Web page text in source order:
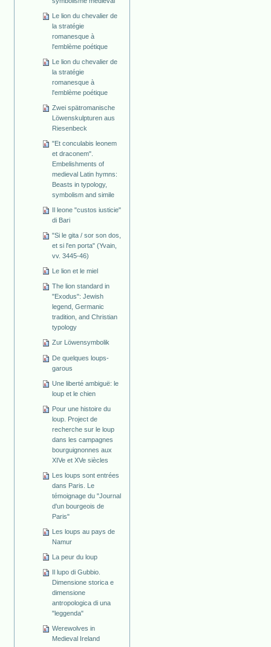
Le lion du chevalier de
la stratégie
romanesque à
l'emblème poétique
Le lion du chevalier de
la stratégie
romanesque à
l'emblème poétique
Zwei spätromanische
Löwenskulpturen aus
Riesenbeck
"Et conculabis leonem
et draconem".
Embelishments of
medieval Latin hymns:
Beasts in typology,
symbolism and simile
Il leone "custos iusticie"
di Bari
"Si le gita / sor son dos,
et si l'en porta" (Yvain,
vv. 3445-46)
Le lion et le miel
The lion standard in
"Exodus": Jewish
legend, Germanic
tradition, and Christian
typology
Zur Löwensymbolik
De quelques loups-
garous
Une liberté ambiguë: le
loup et le chien
Pour une histoire du
loup. Project de
recherche sur le loup
dans les campagnes
bourguignonnes aux
XIVe et XVe siècles
Les loups sont entrées
dans Paris. Le
témoignage du "Journal
d'un bourgeois de
Paris"
Les loups au pays de
Namur
La peur du loup
Il lupo di Gubbio.
Dimensione storica e
dimensione
antropologica di una
"leggenda"
Werewolves in
Medieval Ireland